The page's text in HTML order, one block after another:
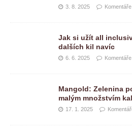
3. 8. 2025
Jak si užít all
dalších kil navíc
6. 6. 2025
Mangold: Zelenina
malým množstvím
17. 1. 2025